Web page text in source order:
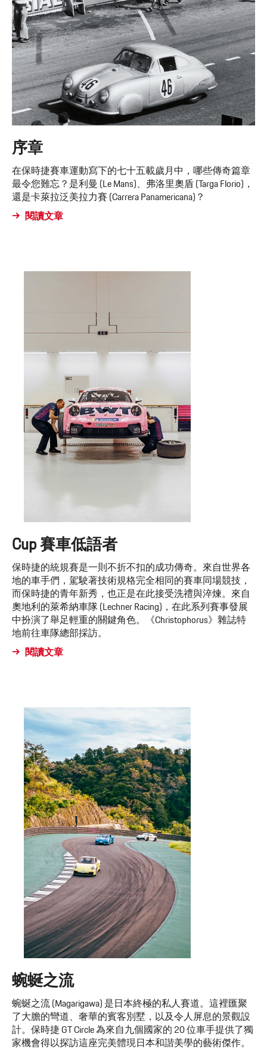
序章
在保時捷賽車運動寫下的七十五載歲月中，哪些傳奇篇章
最令您難忘？是利曼 (Le Mans)、弗洛里奧盾 (Targa Florio)，
還是卡萊拉泛美拉力賽 (Carrera Panamericana)？
閱讀文章
Cup 賽車低語者
保時捷的統規賽是一則不折不扣的成功傳奇。來自世界各
地的車手們，駕駛著技術規格完全相同的賽車同場競技，
而保時捷的青年新秀，也正是在此接受洗禮與淬煉。來自
奧地利的萊希納車隊 (Lechner Racing)，在此系列賽事發展
中扮演了舉足輕重的關鍵角色。《Christophorus》雜誌特
地前往車隊總部採訪。
閱讀文章
蜿蜒之流
蜿蜒之流 (Magarigawa) 是日本終極的私人賽道。這裡匯聚
了大膽的彎道、奢華的賓客別墅，以及令人屏息的景觀設
計。保時捷 GT Circle 為來自九個國家的 20 位車手提供了獨
家機會得以探訪這座完美體現日本和諧美學的藝術傑作。